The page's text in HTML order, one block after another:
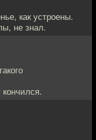
как устроены.
не знал.